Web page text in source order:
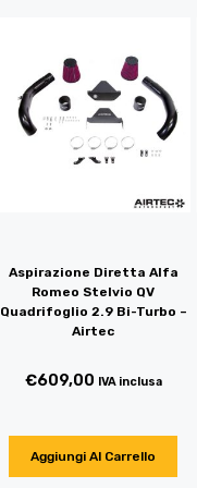
Aspirazione Diretta Alfa
Romeo Stelvio QV
Quadrifoglio 2.9 Bi-Turbo –
Airtec
€609,00 IVA inclusa
Aggiungi Al Carrello